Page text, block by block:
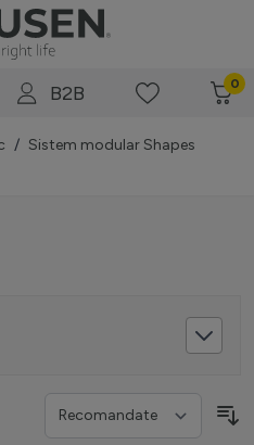
B2B 0
/ Sistem modular Shapes